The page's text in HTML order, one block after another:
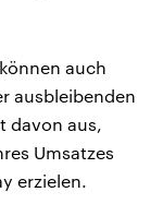
auch
ausbleibenden
davon aus,
Umsatzes
erzielen.